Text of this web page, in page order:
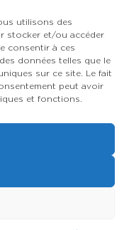
utilisons des
stocker et/ou accéder
consentir à ces
données telles que le
sur ce site. Le fait
peut avoir
et fonctions.
l’achat d’une